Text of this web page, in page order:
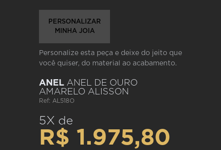
PERSONALIZAR
MINHA JOIA
Personalize esta peça e deixe do jeito que
você quiser, do material ao acabamento.
ANEL ANEL DE OURO
AMARELO ALISSON
Ref: AL518O
5X de
R$ 1.975,80